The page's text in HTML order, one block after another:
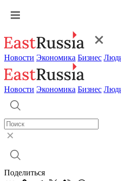
Новости Экономика Бизнес
Новости Экономика Бизнес
Поделиться